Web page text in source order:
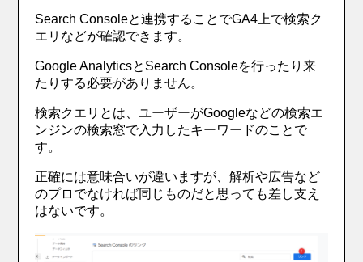
Search Consoleと連携することでGA4上で検索ク
エリなどが確認できます。
Google AnalyticsとSearch Consoleを行ったり来
たりする必要がありません。
検索クエリとは、ユーザーがGoogleなどの検索エ
ンジンの検索窓で入力したキーワードのことで
す。
正確には意味合いが違いますが、解析や広告など
のプロでなければ同じものだと思っても差し支え
はないです。